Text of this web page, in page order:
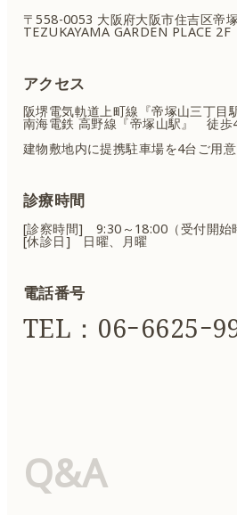
〒558-0053 大阪府大阪市住吉区帝
TEZUKAYAMA GARDEN PLACE 2F
アクセス
阪堺電気軌道上町線『帝塚山三丁
南海電鉄 高野線『帝塚山駅』 徒歩
建物敷地内に提携駐車場を4台ご用意
診療時間
[診察時間] 9:30～18:00（受付開始
[休診日] 日曜、月曜
電話番号
TEL：06ｰ6625ｰ
Q&A